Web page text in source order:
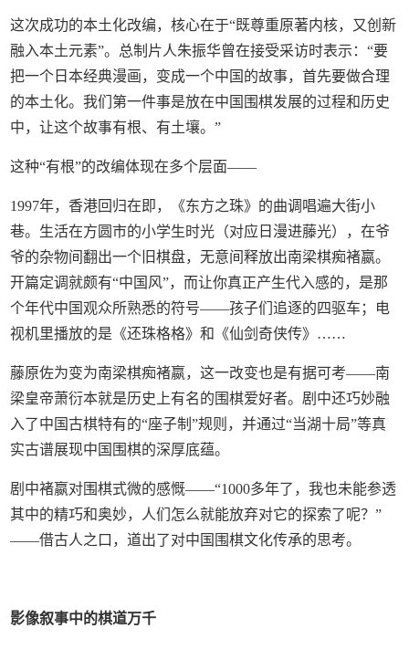
这次成功的本土化改编，核心在于“既尊重原著内核，又创新
融入本土元素”。总制片人朱振华曾在接受采访时表示：“要
把一个日本经典漫画，变成一个中国的故事，首先要做合理
的本土化。我们第一件事是放在中国围棋发展的过程和历史
中，让这个故事有根、有土壤。”
这种“有根”的改编体现在多个层面——
1997年，香港回归在即，《东方之珠》的曲调唱遍大街小
巷。生活在方圆市的小学生时光（对应日漫进藤光），在爷
爷的杂物间翻出一个旧棋盘，无意间释放出南梁棋痴褚嬴。
开篇定调就颇有“中国风”，而让你真正产生代入感的，是那
个年代中国观众所熟悉的符号——孩子们追逐的四驱车；电
视机里播放的是《还珠格格》和《仙剑奇侠传》……
藤原佐为变为南梁棋痴褚嬴，这一改变也是有据可考——南
梁皇帝萧衍本就是历史上有名的围棋爱好者。剧中还巧妙融
入了中国古棋特有的“座子制”规则，并通过“当湖十局”等真
实古谱展现中国围棋的深厚底蕴。
剧中褚嬴对围棋式微的感慨——“1000多年了，我也未能参透
其中的精巧和奥妙，人们怎么就能放弃对它的探索了呢？”
——借古人之口，道出了对中国围棋文化传承的思考。
影像叙事中的棋道万千